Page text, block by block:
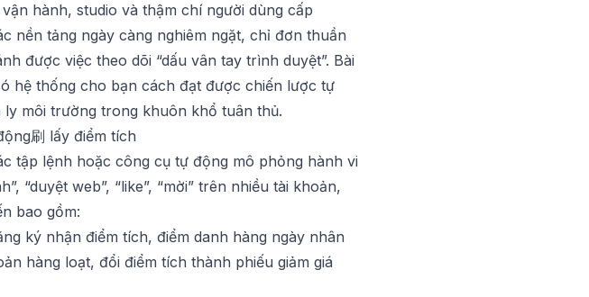
hành, studio và thậm chí người dùng cấp
nền tảng ngày càng nghiêm ngặt, chỉ đơn thuần
được việc theo dõi “dấu vân tay trình duyệt”. Bài
hệ thống cho bạn cách đạt được chiến lược tự
môi trường trong khuôn khổ tuân thủ.
刷 lấy điểm tích
tập lệnh hoặc công cụ tự động mô phỏng hành vi
“duyệt web”, “like”, “mời” trên nhiều tài khoản,
bao gồm:
ký nhận điểm tích, điểm danh hàng ngày nhân
hàng loạt, đổi điểm tích thành phiếu giảm giá